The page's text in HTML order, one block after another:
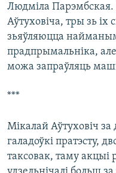
Людміла
Аўтуховіча, тры зь іх
зьяўляюцца
прадпрымальніка,
можа запраўляць
***
Мікалай Аўтуховіч
галадоўкі пратэсту,
таксовак, таму акцыі